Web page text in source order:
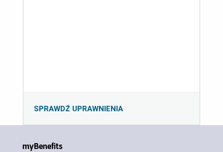
SPRAWDŹ UPRAWNIENIA
myBenefits